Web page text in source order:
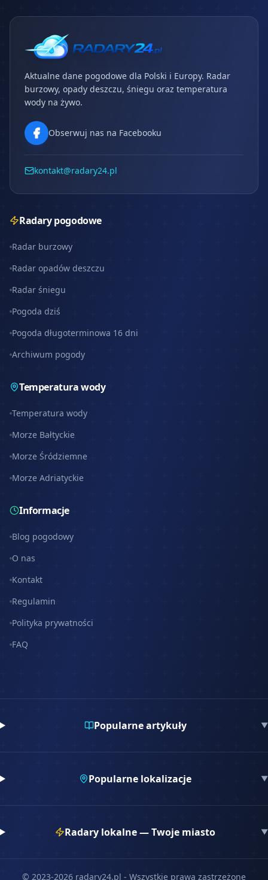
Aktualne dane pogodowe dla Polski i Europy. Radar
burzowy, opady deszczu, śniegu oraz temperatura
wody na żywo.
Obserwuj nas na Facebooku
kontakt@radary24.pl
Radary pogodowe
Radar burzowy
Radar opadów deszczu
Radar śniegu
Pogoda dziś
Pogoda długoterminowa 16 dni
Archiwum pogody
Temperatura wody
Temperatura wody
Morze Bałtyckie
Morze Śródziemne
Morze Adriatyckie
Informacje
Blog pogodowy
O nas
Kontakt
Regulamin
Polityka prywatności
FAQ
Popularne artykuły ▼
Popularne lokalizacje ▼
Radary lokalne — Twoje miasto ▼
© 2023-2026 radary24.pl - Wszystkie prawa zastrzeżone